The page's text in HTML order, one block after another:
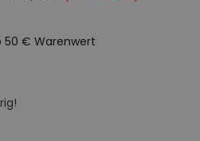
50 € Warenwert